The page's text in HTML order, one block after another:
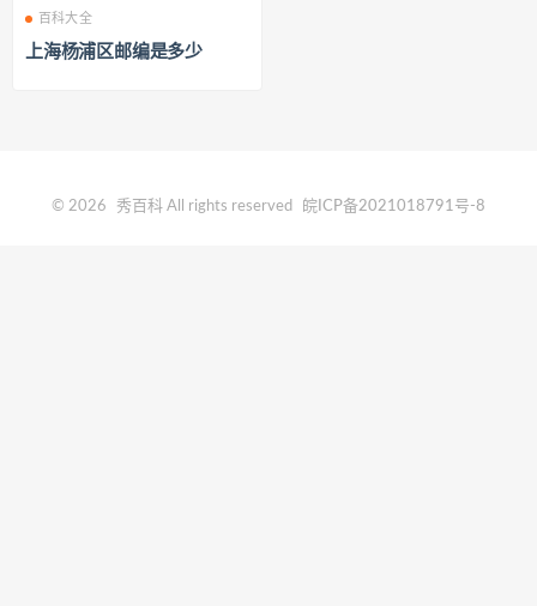
百科大全
上海杨浦区邮编是多少
© 2026 秀百科 All rights reserved 皖ICP备2021018791号-8